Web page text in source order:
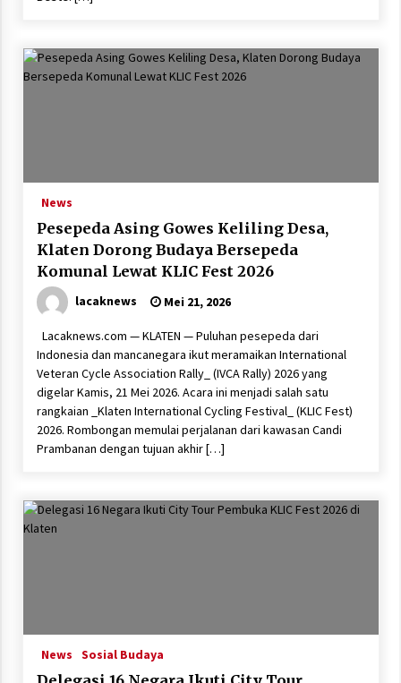
News
Pesepeda Asing Gowes Keliling Desa,
Klaten Dorong Budaya Bersepeda
Komunal Lewat KLIC Fest 2026
lacaknews Mei 21, 2026
Lacaknews.com — KLATEN — Puluhan pesepeda dari
Indonesia dan mancanegara ikut meramaikan International
Veteran Cycle Association Rally_ (IVCA Rally) 2026 yang
digelar Kamis, 21 Mei 2026. Acara ini menjadi salah satu
rangkaian _Klaten International Cycling Festival_ (KLIC Fest)
2026. Rombongan memulai perjalanan dari kawasan Candi
Prambanan dengan tujuan akhir […]
News Sosial Budaya